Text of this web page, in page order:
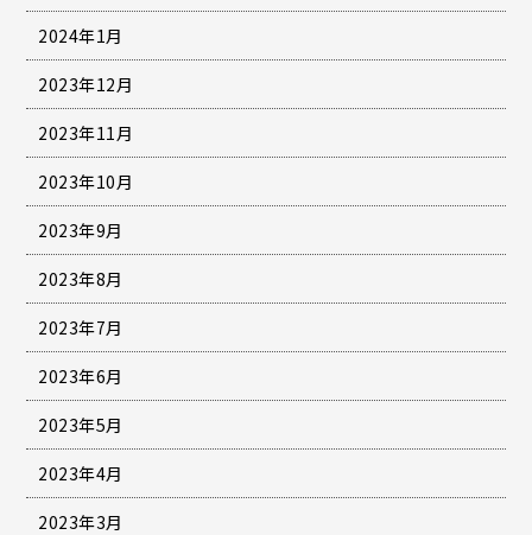
2024年1月
2023年12月
2023年11月
2023年10月
2023年9月
2023年8月
2023年7月
2023年6月
2023年5月
2023年4月
2023年3月